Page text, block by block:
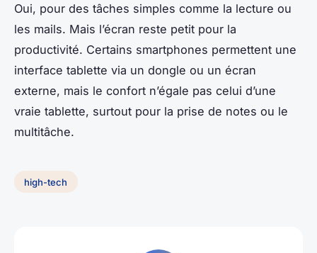
Oui, pour des tâches simples comme la lecture ou
les mails. Mais l’écran reste petit pour la
productivité. Certains smartphones permettent une
interface tablette via un dongle ou un écran
externe, mais le confort n’égale pas celui d’une
vraie tablette, surtout pour la prise de notes ou le
multitâche.
high-tech